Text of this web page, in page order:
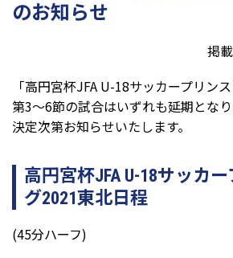
のお知らせ
掲
「高円宮杯JFA U-18サッカープリン
第3～6節の試合はいずれも延期とな
決定次第お知らせいたします。
高円宮杯JFA U-18サッカ
グ2021東北日程
(45分ハーフ)